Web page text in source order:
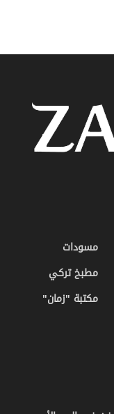
مسودات
مطبخ تركي
مكتبة "زمان"